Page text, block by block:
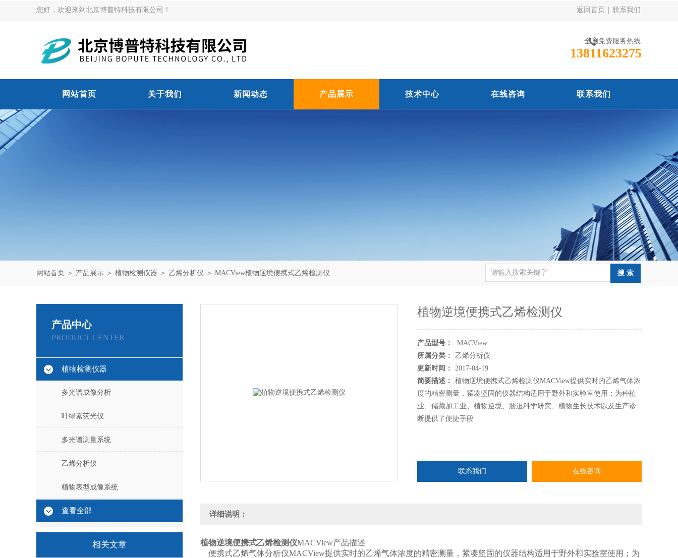
您好，欢迎来到北京博普特科技有限公司！ 返回首页 联系我们
全国免费服务热线
13811623275
网站首页 关于我们 新闻动态 产品展示 技术中心 在线咨询 联系我们
网站首页 ＞ 产品展示 ＞ 植物检测仪器 ＞ 乙烯分析仪 ＞ MACView植物逆境便携式乙烯检测仪
产品中心
PRODUCT CENTER
植物检测仪器
多光谱成像分析
叶绿素荧光仪
多光谱测量系统
乙烯分析仪
植物表型成像系统
查看全部
相关文章
植物逆境便携式乙烯检测仪
产品型号：
MACView
所属分类：
乙烯分析仪
更新时间：
2017-04-19
简要描述：
植物逆境便携式乙烯检测仪MACView提供实时的乙烯气体浓
度的精密测量，紧凑坚固的仪器结构适用于野外和实验室使用；为种植
业、储藏加工业、植物逆境、胁迫科学研究、植物生长技术以及生产诊
断提供了便捷手段
联系我们 在线咨询
详细说明：
植物逆境便携式乙烯检测仪MACView产品描述
便携式乙烯气体分析仪MACView提供实时的乙烯气体浓度的精密测量，紧凑坚固的仪器结构适用于野外和实验室使用；为